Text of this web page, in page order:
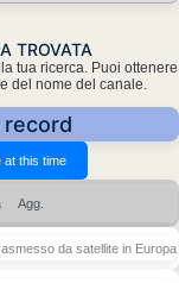
TROVATA
tua ricerca. Puoi ottenere
del nome del canale.
record
Agg.
da satellite in Europa